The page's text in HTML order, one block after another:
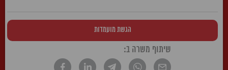
הגשת מועמדות
שיתוף משרה ב: